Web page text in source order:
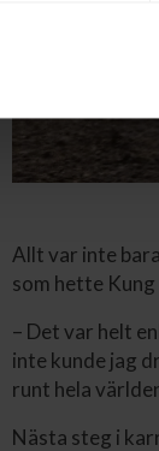
Allt var inte
som hette
– Det var helt
inte kunde jag
runt hela
Nästa steg i